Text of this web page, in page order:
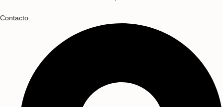
Contacto